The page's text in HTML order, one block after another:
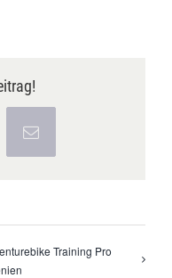
E-
Mail
Training Pro